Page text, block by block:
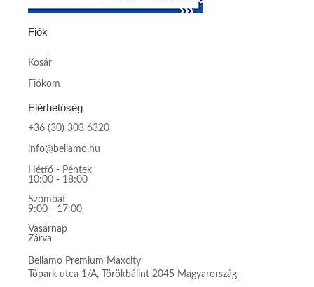
Fiók
Kosár
Fiókom
Elérhetőség
+36 (30) 303 6320
info@bellamo.hu
Hétfő - Péntek
10:00 - 18:00
Szombat
9:00 - 17:00
Vasárnap
Zárva
Bellamo Premium Maxcity
Tópark utca 1/A, Törökbálint 2045 Magyarország